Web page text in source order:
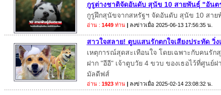
กูรูต่างชาติจัดอันดับ สุนัข 10 สายพันธุ์ "อันต
กูรูฝึกสุนัขจากสหรัฐฯ จัดอันดับ สุนัข 10 สา
อ่าน : 1449ท่าน | ลงข่าวเมื่อ 2025-06-13 17:56:35 น.
สาวใจสลาย! ตูบแสนรักตกใจเสียงประทัด วิ่
เหตุการณ์สุดสะเทือนใจ โดยเฉพาะกับคนรั
ฝาก "อีอี" เจ้าตูบวัย 4 ขวบ ของเธอไว้ที่ศูนย์
มัลดีฟส์
อ่าน : 1923ท่าน | ลงข่าวเมื่อ 2025-02-14 23:08:32 น.